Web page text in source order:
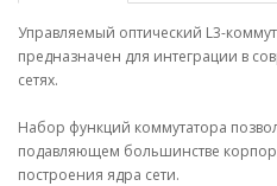
Управляемый оптический L3-
предназначен для интеграции в
сетях.
Набор функций коммутатора
подавляющем большинстве
построения ядра сети.